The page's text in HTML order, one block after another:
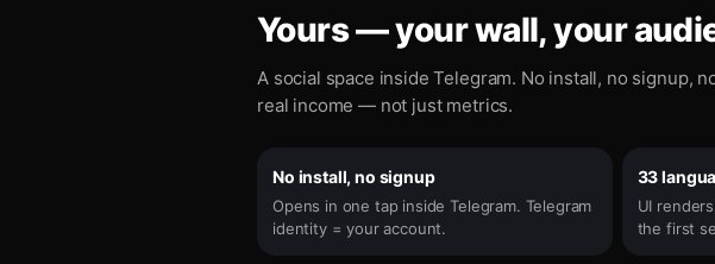
Yours — your wall, your
A social space inside Telegram. No install, no signup,
real income — not just metrics.
No install, no signup
Opens in one tap inside Telegram. Telegram
identity = your account.
33
UI
the first